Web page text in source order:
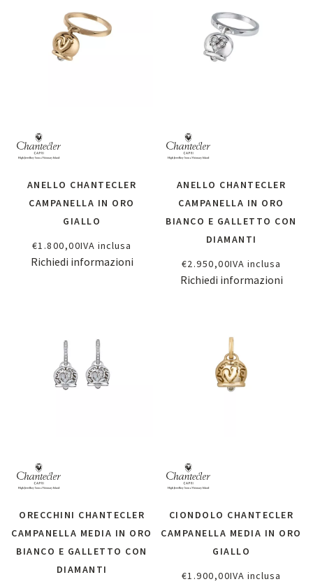
ANELLO CHANTECLER
CAMPANELLA IN ORO
GIALLO
€1.800,00IVA inclusa
Richiedi informazioni
ANELLO CHANTECLER
CAMPANELLA IN ORO
BIANCO E GALLETTO CON
DIAMANTI
€2.950,00IVA inclusa
Richiedi informazioni
ORECCHINI CHANTECLER
CAMPANELLA MEDIA IN ORO
BIANCO E GALLETTO CON
DIAMANTI
CIONDOLO CHANTECLER
CAMPANELLA MEDIA IN ORO
GIALLO
€1.900,00IVA inclusa